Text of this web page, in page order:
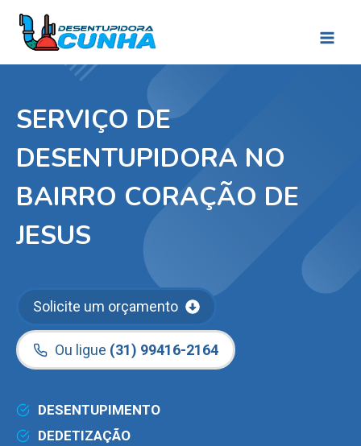
Pular
para
SERVIÇO DE
DESENTUPIDORA NO
BAIRRO CORAÇÃO DE
JESUS
Solicite um orçamento
Ou ligue (31) 99416-2164
DESENTUPIMENTO
DEDETIZAÇÃO